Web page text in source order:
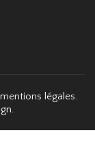
légales.